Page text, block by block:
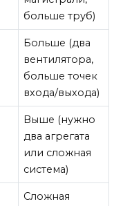
больше труб)
Больше (два
вентилятора,
больше точек
входа/выхода)
Выше (нужно
два агрегата
или сложная
система)
Сложная